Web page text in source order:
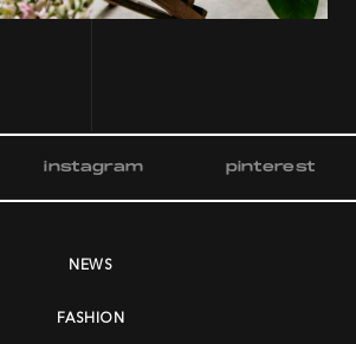
instagram pinterest
NEWS
FASHION